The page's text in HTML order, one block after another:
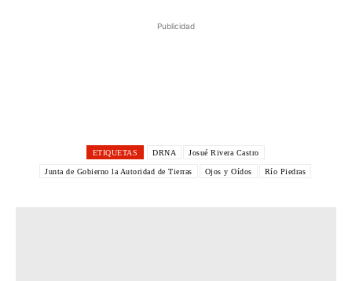
Publicidad
ETIQUETAS DRNA Josué Rivera Castro
Junta de Gobierno la Autoridad de Tierras Ojos y Oídos Río Piedras